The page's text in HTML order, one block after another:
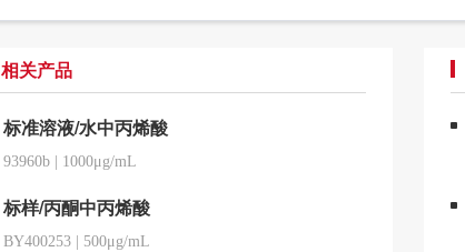
相关产品
标准溶液/水中丙烯酸
93960b 1000μg/mL
标样/丙酮中丙烯酸
BY400253 500μg/mL